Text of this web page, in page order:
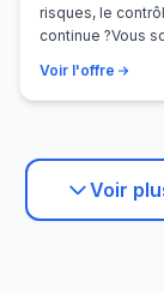
risques, le
continue ?Vous
Voir l'offre
Voir